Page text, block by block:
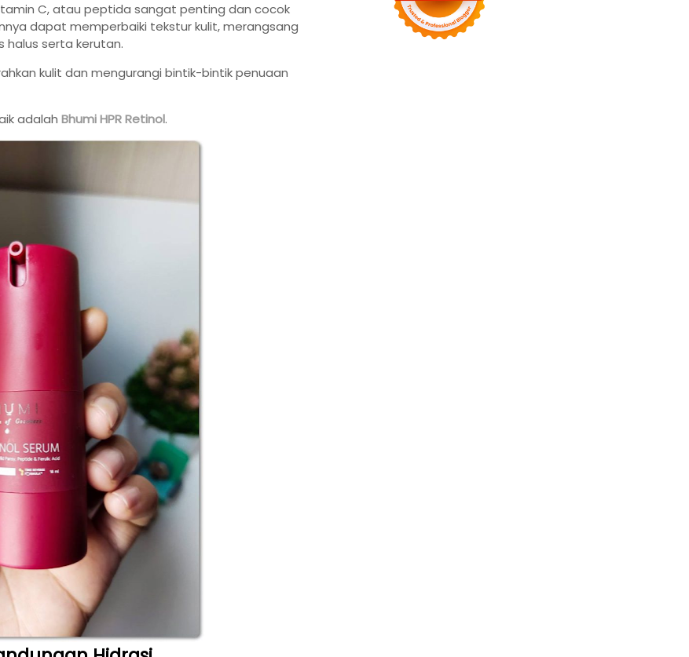
C, atau peptida sangat penting dan cocok
dapat memperbaiki tekstur kulit, merangsang
halus serta kerutan.
kulit dan mengurangi bintik-bintik penuaan
adalah Bhumi HPR Retinol.